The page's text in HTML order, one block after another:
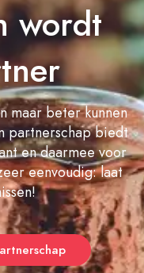
wordt
maar beter kunnen
partnerschap biedt
en daarmee voor
eenvoudig: laat